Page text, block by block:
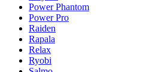
Power Phantom
Power Pro
Raiden
Rapala
Relax
Ryobi